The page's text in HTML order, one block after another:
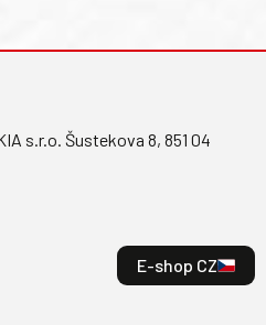
s.r.o. Šustekova 8, 851 04
E-shop CZ